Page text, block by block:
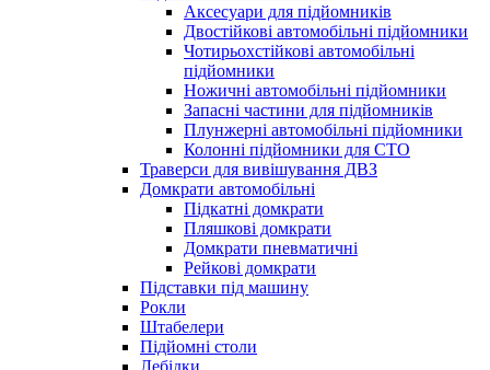
Аксесуари для підйомників
Двостійкові автомобільні підйомники
Чотирьохстійкові автомобільні
підйомники
Ножичні автомобільні підйомники
Запасні частини для підйомників
Плунжерні автомобільні підйомники
Колонні підйомники для СТО
Траверси для вивішування ДВЗ
Домкрати автомобільні
Підкатні домкрати
Пляшкові домкрати
Домкрати пневматичні
Рейкові домкрати
Підставки під машину
Рокли
Штабелери
Підйомні столи
Лебідки